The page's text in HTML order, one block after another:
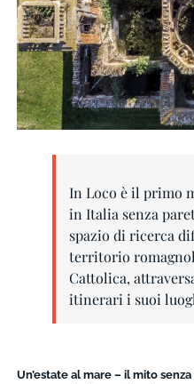
In Loco è il primo
in Italia senza
spazio di ricerca
territorio
Cattolica,
itinerari i suoi
Un’estate al mare – il mito